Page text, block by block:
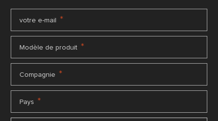
votre e-mail *
Modèle de produit *
Compagnie *
Pays *